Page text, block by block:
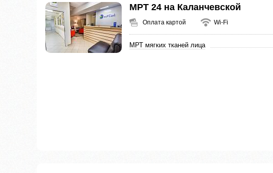
МРТ 24 на Каланчевской
Оплата картой Wi-Fi
МРТ мягких тканей лица